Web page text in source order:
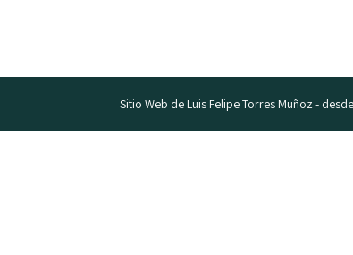
Sitio Web de Luis Felipe Torres Muñoz -